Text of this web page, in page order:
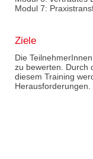
Modul 7:
Ziele
Die
zu bewerten. Durch
diesem Training
Herausforderungen.